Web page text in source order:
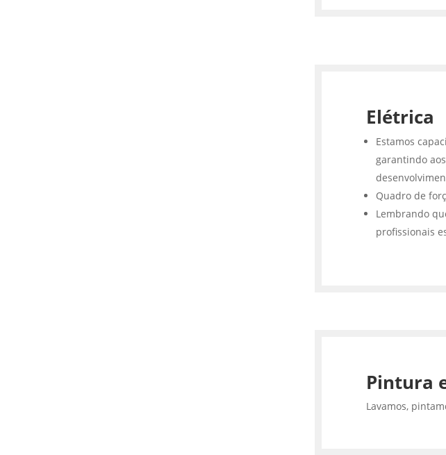
Elétrica
Estamos
garantindo
Quadro de
Lembrando
profissionais
Pintura
Lavamos,